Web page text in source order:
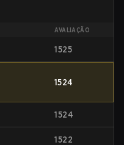
AVALIAÇÃO
1525
1524
1524
1522